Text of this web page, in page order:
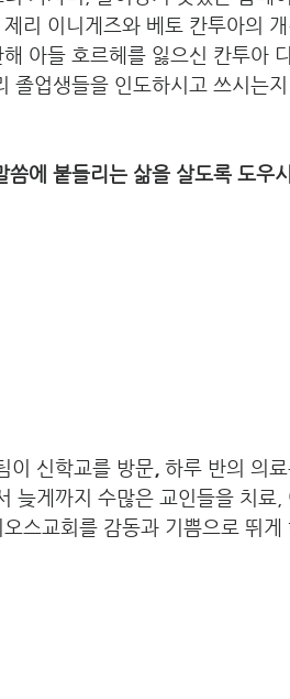
리 이니게즈와 베토 칸투아의
아들 호르헤를 잃으신 칸투아
졸업생들을 인도하시고 쓰시는
씀에 붙들리는 삶을 살도록 도우
이 신학교를 방문, 하루 반의 의
늦게까지 수많은 교인들을 치료
스교회를 감동과 기쁨으로 뛰게